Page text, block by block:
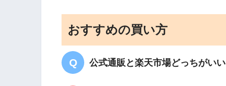
おすすめの買い方
公式通販と楽天市場どっちがい